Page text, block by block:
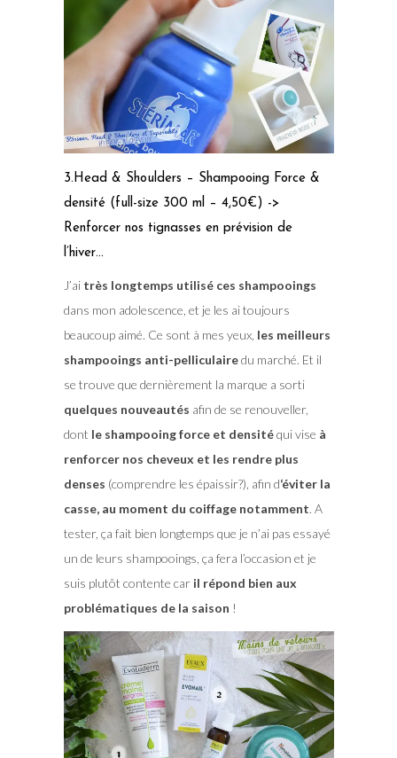
3.Head & Shoulders – Shampooing Force &
densité (full-size 300 ml – 4,50€) ->
Renforcer nos tignasses en prévision de
l’hiver…
J’ai très longtemps utilisé ces shampooings
dans mon adolescence, et je les ai toujours
beaucoup aimé. Ce sont à mes yeux, les meilleurs
shampooings anti-pelliculairedu marché. Et il
se trouve que dernièrement la marque a sorti
quelques nouveautés afin de se renouveller,
dont le shampooing force et densitéqui vise à
renforcer nos cheveux et les rendre plus
denses (comprendre les épaissir?), afin d‘éviter la
casse, au moment du coiffage notamment. A
tester, ça fait bien longtemps que je n’ai pas essayé
un de leurs shampooings, ça fera l’occasion et je
suis plutôt contente car il répond bien aux
problématiques de la saison !